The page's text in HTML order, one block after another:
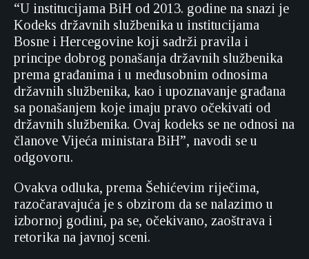
“U institucijama BiH od 2013. godine na snazi je
Kodeks državnih službenika u institucijama
Bosne i Hercegovine koji sadrži pravila i
principe dobrog ponašanja državnih službenika
prema građanima i u međusobnim odnosima
državnih službenika, kao i upoznavanje građana
sa ponašanjem koje imaju pravo očekivati od
državnih službenika. Ovaj kodeks se ne odnosi na
članove Vijeća ministara BiH”, navodi se u
odgovoru.
Ovakva odluka, prema Šehićevim riječima,
razočaravajuća je s obzirom da se nalazimo u
izbornoj godini, pa se, očekivano, zaoštrava i
retorika na javnoj sceni.